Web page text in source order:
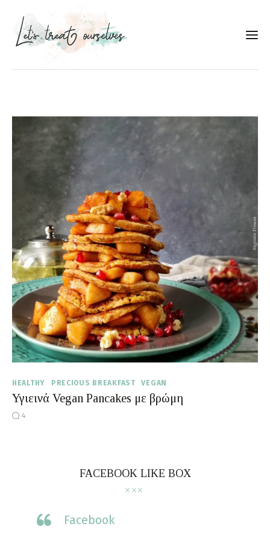
Portfolio
Services
Food photography tips
Επικοινωνία
Συνεργασίες
Moments of Mine
FAQ
HEALTHY PRECIOUS BREAKFAST VEGAN
Υγιεινά Vegan Pancakes με βρώμη
4
FACEBOOK LIKE BOX
Facebook